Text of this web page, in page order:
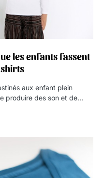
les enfants fassent
aux enfant plein
produire des son et de…